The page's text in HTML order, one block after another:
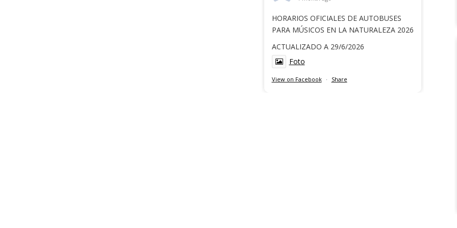
HORARIOS OFICIALES DE AUTOBUSES
PARA MÚSICOS EN LA NATURALEZA 2026
ACTUALIZADO A 29/6/2026
Foto
View on Facebook · Share